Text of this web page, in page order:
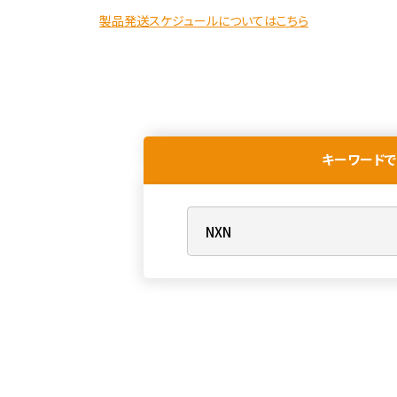
製品発送スケジュールについてはこちら
キーワード